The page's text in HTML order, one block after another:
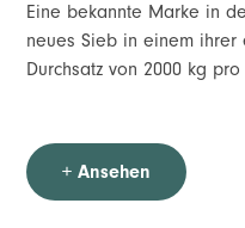
Eine bekannte Marke in
neues Sieb in einem ihrer
Durchsatz von 2000 kg
+ Ansehen